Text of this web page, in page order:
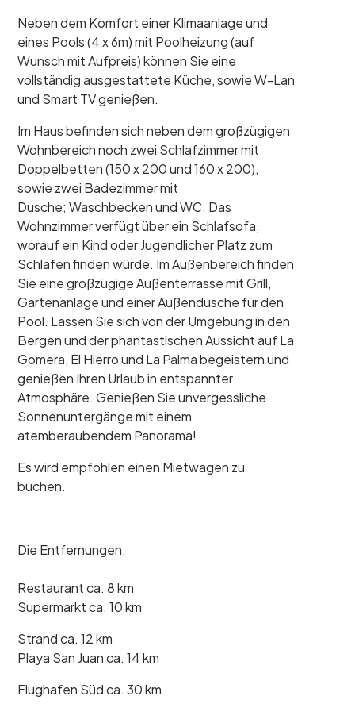
Neben dem Komfort einer Klimaanlage und
eines Pools (4 x 6m) mit Poolheizung (auf
Wunsch mit Aufpreis) können Sie eine
vollständig ausgestattete Küche, sowie W-Lan
und Smart TV genießen.
Im Haus befinden sich neben dem großzügigen
Wohnbereich noch zwei Schlafzimmer mit
Doppelbetten (150 x 200 und 160 x 200),
sowie zwei Badezimmer mit
Dusche; Waschbecken und WC. Das
Wohnzimmer verfügt über ein Schlafsofa,
worauf ein Kind oder Jugendlicher Platz zum
Schlafen finden würde. Im Außenbereich finden
Sie eine großzügige Außenterrasse mit Grill,
Gartenanlage und einer Außendusche für den
Pool. Lassen Sie sich von der Umgebung in den
Bergen und der phantastischen Aussicht auf La
Gomera, El Hierro und La Palma begeistern und
genießen Ihren Urlaub in entspannter
Atmosphäre. Genießen Sie unvergessliche
Sonnenuntergänge mit einem
atemberaubendem Panorama!
Es wird empfohlen einen Mietwagen zu
buchen.
Die Entfernungen:
Restaurant ca. 8 km
Supermarkt ca. 10 km
Strand ca. 12 km
Playa San Juan ca. 14 km
Flughafen Süd ca. 30 km